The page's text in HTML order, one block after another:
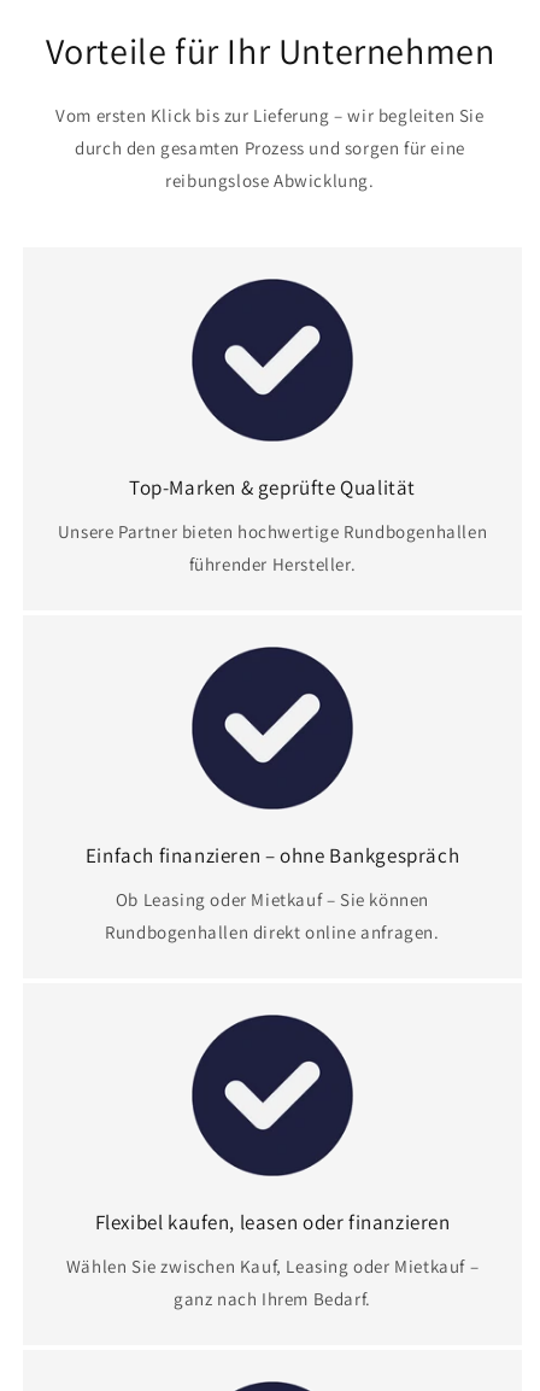
Vorteile für Ihr Unternehmen
Vom ersten Klick bis zur Lieferung – wir begleiten Sie
durch den gesamten Prozess und sorgen für eine
reibungslose Abwicklung.
Top-Marken & geprüfte Qualität
Unsere Partner bieten hochwertige Rundbogenhallen
führender Hersteller.
Einfach finanzieren – ohne Bankgespräch
Ob Leasing oder Mietkauf – Sie können
Rundbogenhallen direkt online anfragen.
Flexibel kaufen, leasen oder finanzieren
Wählen Sie zwischen Kauf, Leasing oder Mietkauf –
ganz nach Ihrem Bedarf.